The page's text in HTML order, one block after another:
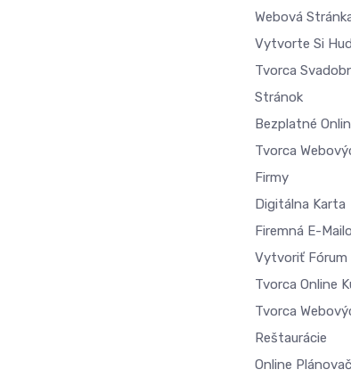
Webová
Vytvorte Si
Tvorca
Stránok
Bezplatné
Tvorca
Firmy
Digitálna Karta
Firemná E-
Vytvoriť Fórum
Tvorca Online
Tvorca
Reštaurácie
Online